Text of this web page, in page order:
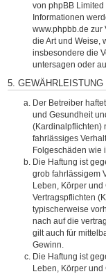
von phpBB
Informationen
www.phpbb.de zur
die Art und Weise,
insbesondere die
untersagen oder
5. GEWÄHRLEISTUNG
Der Betreiber
und Gesundheit
(Kardinalpflichten)
fahrlässiges
Folgeschäden wie
Die Haftung ist
grob fahrlässigem
Leben, Körper
Vertragspflichten
typischerweise
nach auf die
gilt auch für
Gewinn.
Die Haftung ist
Leben, Körper